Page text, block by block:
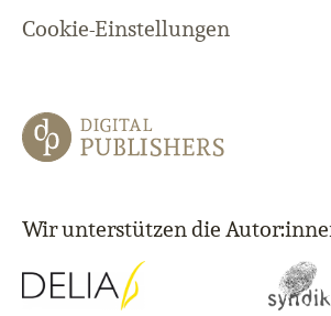
Cookie-Einstellungen
Wir unterstützen die